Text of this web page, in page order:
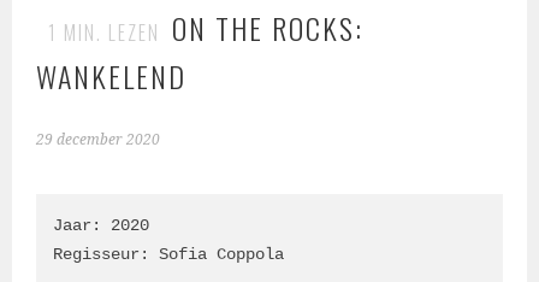
1 MIN. LEZEN ON THE ROCKS:
WANKELEND
29 december 2020
Jaar: 2020
Regisseur: Sofia Coppola